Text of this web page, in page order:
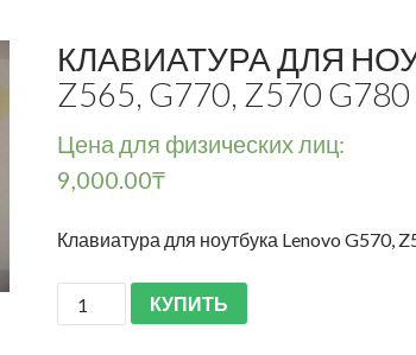
КЛАВИАТУРА ДЛЯ
Z565, G770, Z570 G780
Цена для физических лиц:
9,000.00₸
Клавиатура для ноутбука Lenovo G570,
КУПИТЬ